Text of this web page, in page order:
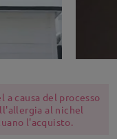
causa del processo
al nichel
l'acquisto.